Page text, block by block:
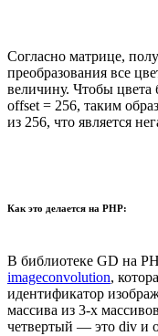
Согласно матрице,
преобразования все
величину. Чтобы
offset = 256, таким
из 256, что является
Как это делается на PHP:
В библиотеке GD на
imageconvolution,
идентификатор
массива из 3-х
четвертый — это div и